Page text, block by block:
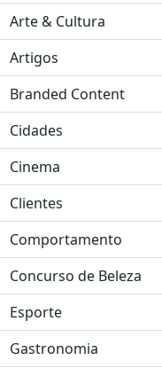
Arte & Cultura
Artigos
Branded Content
Cidades
Cinema
Clientes
Comportamento
Concurso de Beleza
Esporte
Gastronomia